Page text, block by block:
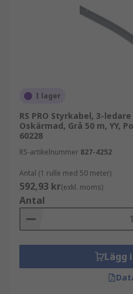
kabelgenomföringar
I sortimentet hittar du även
PRO, vårt eget varumärke.
hög kvalitet, tillförlitlighet
ett pålitligt val för
Se RS PRO-sortimentet här
Köpråd
När du väljer styrkabel är
hänsyn till antal ledare,
och installationsmiljö. Rätt
funktion och lång livslängd
I lager
RS PRO Styrkabel, 3-ledare
Oskärmad, Grå 50 m, YY,
60228
RS-artikelnummer 827-4252
Antal (1 rulle med 50 meter)
592,93 kr(exkl. moms)
Antal
Lägg